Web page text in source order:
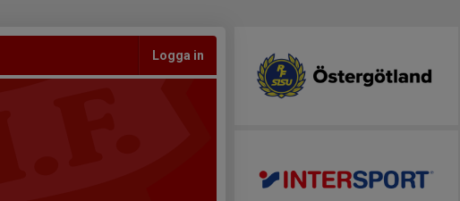
Logga in